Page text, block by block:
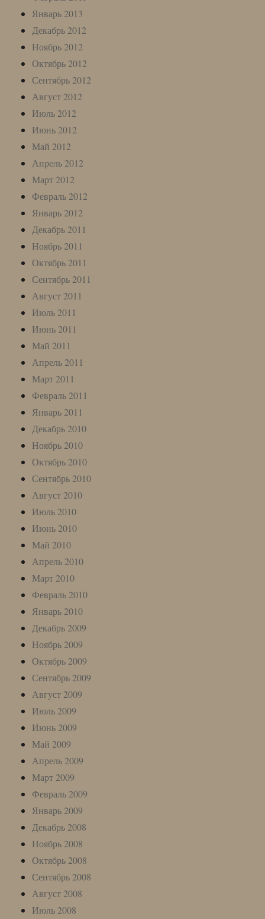
Январь 2013
Декабрь 2012
Ноябрь 2012
Октябрь 2012
Сентябрь 2012
Август 2012
Июль 2012
Июнь 2012
Май 2012
Апрель 2012
Март 2012
Февраль 2012
Январь 2012
Декабрь 2011
Ноябрь 2011
Октябрь 2011
Сентябрь 2011
Август 2011
Июль 2011
Июнь 2011
Май 2011
Апрель 2011
Март 2011
Февраль 2011
Январь 2011
Декабрь 2010
Ноябрь 2010
Октябрь 2010
Сентябрь 2010
Август 2010
Июль 2010
Июнь 2010
Май 2010
Апрель 2010
Март 2010
Февраль 2010
Январь 2010
Декабрь 2009
Ноябрь 2009
Октябрь 2009
Сентябрь 2009
Август 2009
Июль 2009
Июнь 2009
Май 2009
Апрель 2009
Март 2009
Февраль 2009
Январь 2009
Декабрь 2008
Ноябрь 2008
Октябрь 2008
Сентябрь 2008
Август 2008
Июль 2008